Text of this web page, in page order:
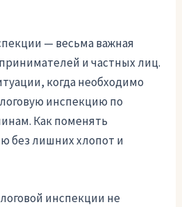
— весьма важная
и частных лиц.
когда необходимо
инспекцию по
Как поменять
без лишних хлопот и
инспекции не